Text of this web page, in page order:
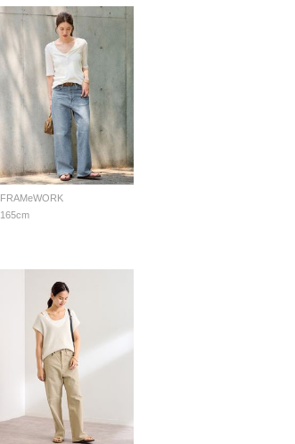
FRAMeWORK
165cm